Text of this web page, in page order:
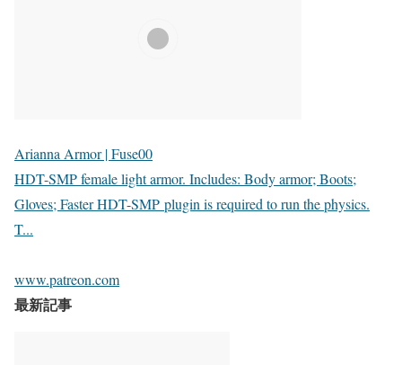
Arianna Armor | Fuse00
HDT-SMP female light armor. Includes: Body armor; Boots;
Gloves; Faster HDT-SMP plugin is required to run the physics.
T...
www.patreon.com
最新記事